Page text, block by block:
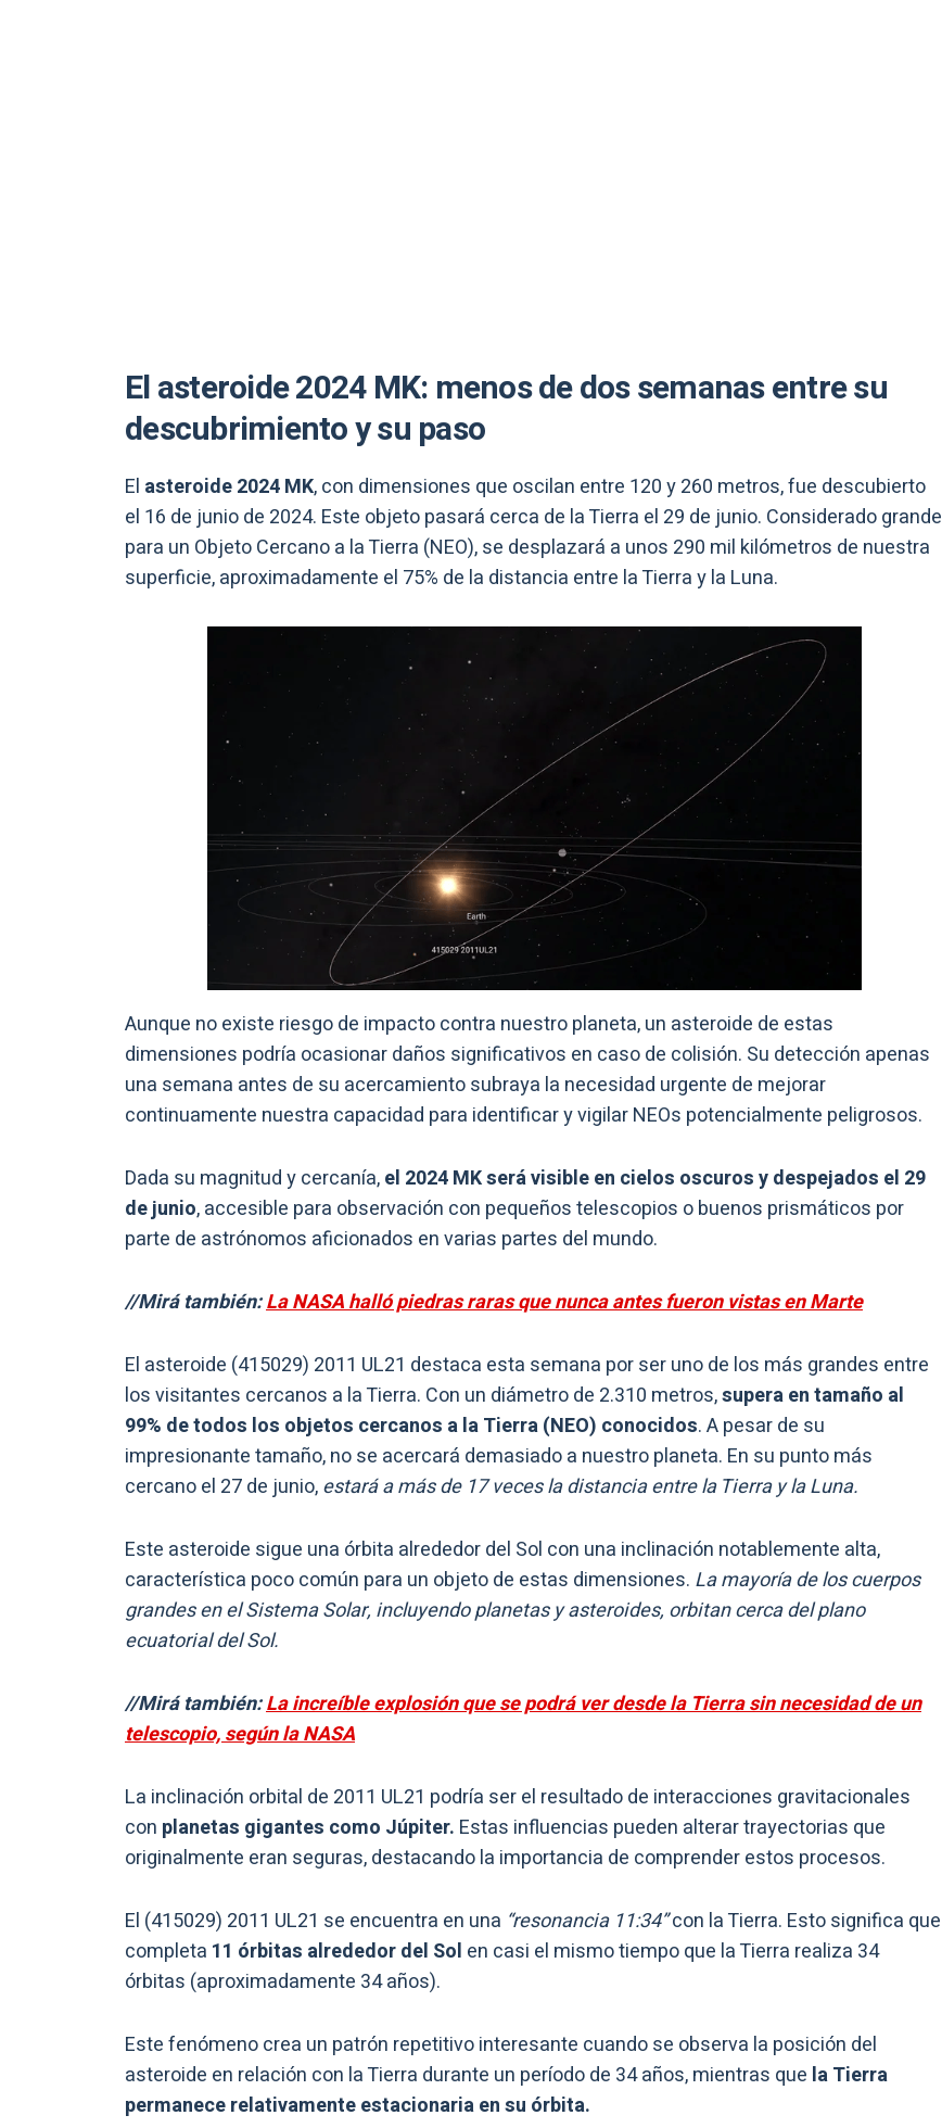
El asteroide 2024 MK: menos de dos semanas entre su
descubrimiento y su paso
El asteroide 2024 MK, con dimensiones que oscilan entre 120 y 260 metros, fue descubierto
el 16 de junio de 2024. Este objeto pasará cerca de la Tierra el 29 de junio. Considerado grande
para un Objeto Cercano a la Tierra (NEO), se desplazará a unos 290 mil kilómetros de nuestra
superficie, aproximadamente el 75% de la distancia entre la Tierra y la Luna.
Aunque no existe riesgo de impacto contra nuestro planeta, un asteroide de estas
dimensiones podría ocasionar daños significativos en caso de colisión. Su detección apenas
una semana antes de su acercamiento subraya la necesidad urgente de mejorar
continuamente nuestra capacidad para identificar y vigilar NEOs potencialmente peligrosos.
Dada su magnitud y cercanía,el 2024 MK será visible en cielos oscuros y despejados el 29
de junio, accesible para observación con pequeños telescopios o buenos prismáticos por
parte de astrónomos aficionados en varias partes del mundo.
//Mirá también:La NASA halló piedras raras que nunca antes fueron vistas en Marte
El asteroide (415029) 2011 UL21 destaca esta semana por ser uno de los más grandes entre
los visitantes cercanos a la Tierra. Con un diámetro de 2.310 metros,supera en tamaño al
99% de todos los objetos cercanos a la Tierra (NEO) conocidos. A pesar de su
impresionante tamaño, no se acercará demasiado a nuestro planeta. En su punto más
cercano el 27 de junio,estará a más de 17 veces la distancia entre la Tierra y la Luna.
Este asteroide sigue una órbita alrededor del Sol con una inclinación notablemente alta,
característica poco común para un objeto de estas dimensiones. La mayoría de los cuerpos
grandes en el Sistema Solar, incluyendo planetas y asteroides, orbitan cerca del plano
ecuatorial del Sol.
//Mirá también:La increíble explosión que se podrá ver desde la Tierra sin necesidad de un
telescopio, según la NASA
La inclinación orbital de 2011 UL21 podría ser el resultado de interacciones gravitacionales
con planetas gigantes como Júpiter. Estas influencias pueden alterar trayectorias que
originalmente eran seguras, destacando la importancia de comprender estos procesos.
El (415029) 2011 UL21 se encuentra en una “resonancia 11:34”con la Tierra. Esto significa que
completa 11 órbitas alrededor del Sol en casi el mismo tiempo que la Tierra realiza 34
órbitas (aproximadamente 34 años).
Este fenómeno crea un patrón repetitivo interesante cuando se observa la posición del
asteroide en relación con la Tierra durante un período de 34 años, mientras que la Tierra
permanece relativamente estacionaria en su órbita.